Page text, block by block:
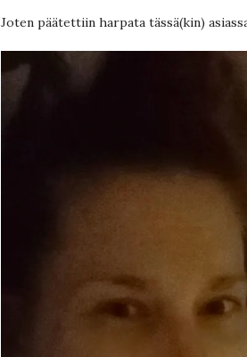
Joten päätettiin harpata tässä(kin)